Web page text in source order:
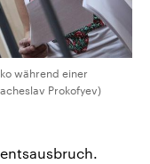
während einer
Prokofyev)